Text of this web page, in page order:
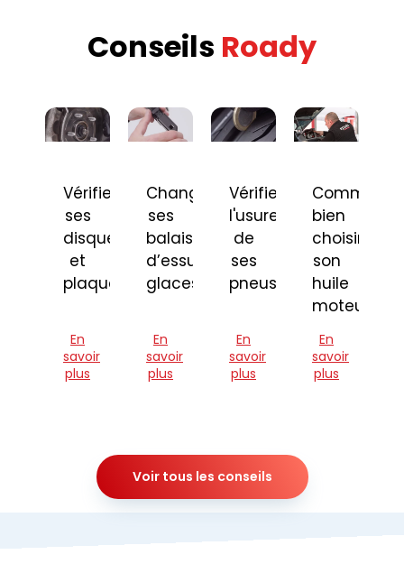
Conseils Roady
Vérifier
ses
disques
et
plaquettes
En
savoir
plus
Changer
ses
balais
d’essuie-
glaces
En
savoir
plus
Vérifier
l'usure
de
ses
pneus
En
savoir
plus
Comment
bien
choisir
son
huile
moteur
En
savoir
plus
Voir tous les conseils